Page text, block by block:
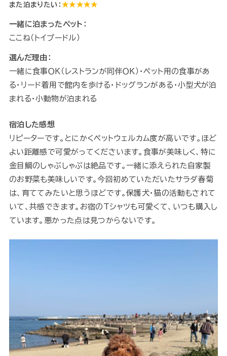
また泊まりたい： ★★★★★
一緒に泊まったペット：
ここね（トイプードル）
選んだ理由：
一緒に食事ＯＫ（レストランが同伴ＯＫ）・ペット用の食事があ
る・リード着用で館内を歩ける・ドッグランがある・小型犬が泊
まれる・小動物が泊まれる
宿泊した感想
リピーターです。とにかくペットウェルカム度が高いです。ほど
よい距離感で可愛がってくださいます。食事が美味しく、特に
金目鯛のしゃぶしゃぶは絶品です。一緒に添えられた自家製
のお野菜も美味しいです。今回初めていただいたサラダ春菊
は、育ててみたいと思うほどです。保護犬・猫の活動もされて
いて、共感できます。お宿のTシャツも可愛くて、いつも購入し
ています。悪かった点は見つからないです。